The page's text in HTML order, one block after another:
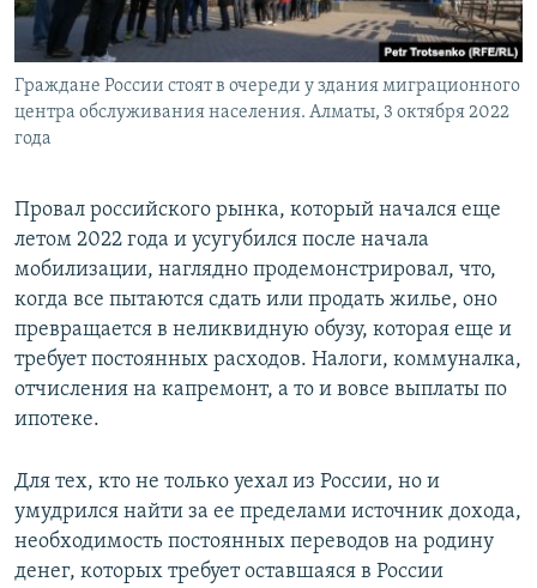
Граждане России стоят в очереди у здания миграционного
центра обслуживания населения. Алматы, 3 октября 2022
года
Провал российского рынка, который начался еще
летом 2022 года и усугубился после начала
мобилизации, наглядно продемонстрировал, что,
когда все пытаются сдать или продать жилье, оно
превращается в неликвидную обузу, которая еще и
требует постоянных расходов. Налоги, коммуналка,
отчисления на капремонт, а то и вовсе выплаты по
ипотеке.
Для тех, кто не только уехал из России, но и
умудрился найти за ее пределами источник дохода,
необходимость постоянных переводов на родину
денег, которых требует оставшаяся в России